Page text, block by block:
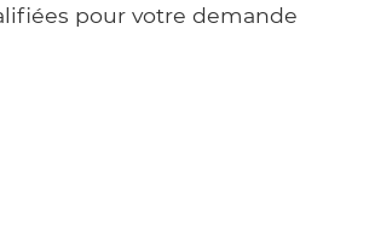
pour votre demande